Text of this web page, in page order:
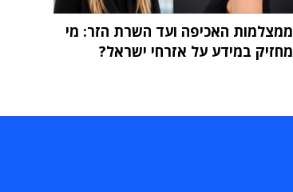
ממצלמות האכיפה ועד השרת הזר: מי
מחזיק במידע על אזרחי ישראל?